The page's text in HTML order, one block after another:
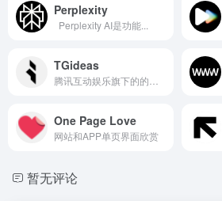
Perplexity
Perplexity AI是功能...
TGideas
One Page Love
网站和APP单页界面欣赏
暂无评论